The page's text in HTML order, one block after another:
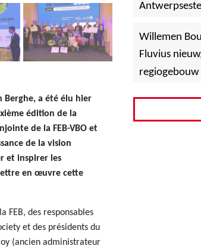
Berghe, a été élu hier
édition de la
de la FEB-VBO et
de la vision
et inspirer les
en œuvre cette
FEB, des responsables
et des présidents du
(ancien administrateur
Willemen
Fluvius